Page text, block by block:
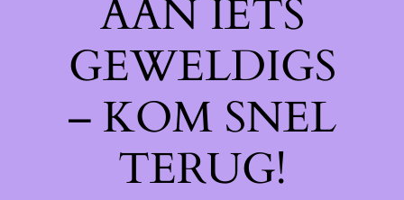
AAN IETS
GEWELDIGS
– KOM SNEL
TERUG!